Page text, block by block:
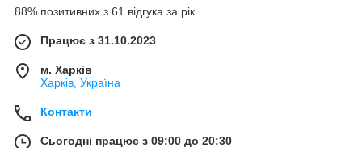
88% позитивних з 61 відгука за рік
Працює з 31.10.2023
м. Харків
Харків, Україна
Контакти
Сьогодні працює з 09:00 до 20:30